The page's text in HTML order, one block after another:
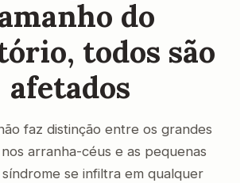
do
todos são
afetados
faz distinção entre os grandes
arranha-céus e as pequenas
síndrome se infiltra em qualquer